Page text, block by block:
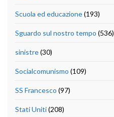
Scuola ed educazione(193)
Sguardo sul nostro tempo (536)
sinistre(30)
Socialcomunismo (109)
SS Francesco (97)
Stati Uniti(208)